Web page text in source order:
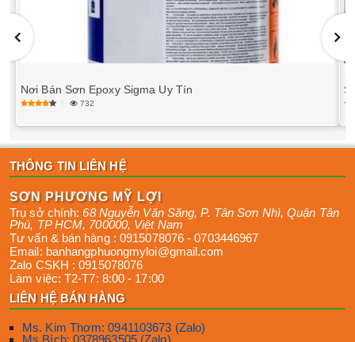
Nơi Bán Sơn Epoxy Sigma Uy Tín
732
THÔNG TIN LIÊN HỆ
SƠN PHƯƠNG MỸ LỢI
Trụ sở chính:68 Nguyễn Văn Săng, P. Tân Sơn Nhì,Quận Tân
Phú, TP HCM, 700000, Việt Nam
Tư vấn & bán hàng : 0915078076 -0703446967
Email: banhangphuongmyloi@gmail.com
Zalo CSKH :0915078076
Làm việc: T2-T7: 8:00 - 17:00
LIÊN HỆ BÁN HÀNG
Ms. Kim Thơm: 0941103673 (Zalo)
Ms Bích: 0378963505 (Zalo)